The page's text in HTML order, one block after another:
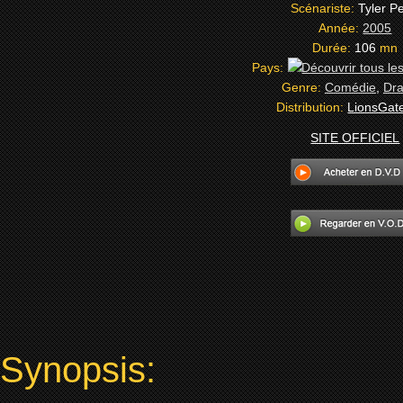
Scénariste:Tyler
Année:2005
Durée:106mn
Pays:
Genre:Comédie,
Distribution:
SITE OFFICIEL
Synopsis: